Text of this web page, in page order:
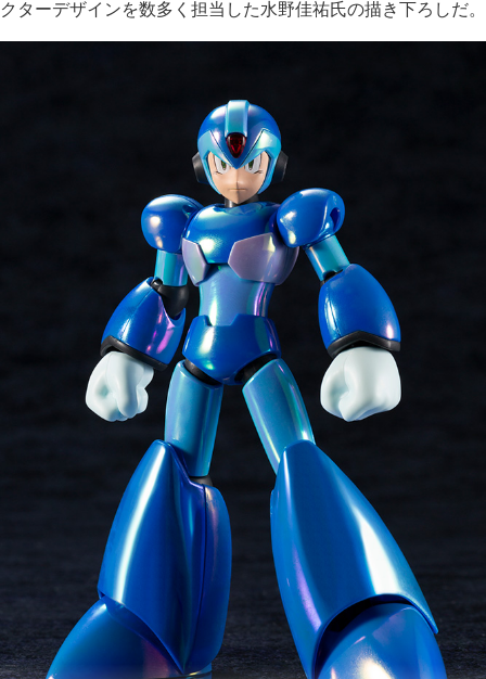
クターデザインを数多く担当した水野佳祐氏の描き下ろしだ。